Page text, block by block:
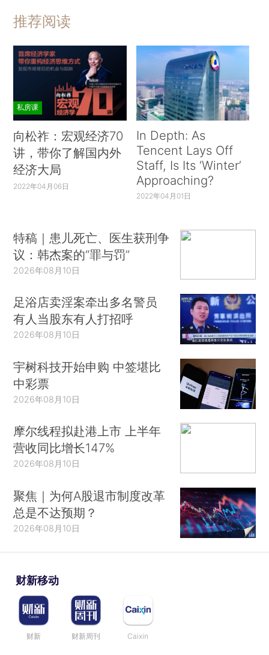
推荐阅读
私房课
向松祚：宏观经济70
讲，带你了解国内外
经济大局
2022年04月06日
In Depth: As
Tencent Lays Off
Staff, Is Its ‘Winter’
Approaching?
2022年04月01日
特稿｜患儿死亡、医生获刑争
议：韩杰案的“罪与罚”
2026年08月10日
足浴店卖淫案牵出多名警员
有人当股东有人打招呼
2026年08月10日
宇树科技开始申购 中签堪比
中彩票
2026年08月10日
摩尔线程拟赴港上市 上半年
营收同比增长147%
2026年08月10日
聚焦｜为何A股退市制度改革
总是不达预期？
2026年08月10日
财新移动
财新 财新周刊 Caixin